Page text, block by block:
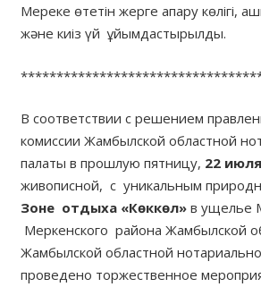
Мереке өтетін жерге апару көлігі,
және киіз үй ұйымдастырылды.
В соответствии с решением
комиссии Жамбылской областной
палаты в прошлую пятницу, 22
живописной, с уникальным
Зоне отдыха «Көккөл»в ущелье
Меркенского района Жамбылской
Жамбылской областной
проведено торжественное